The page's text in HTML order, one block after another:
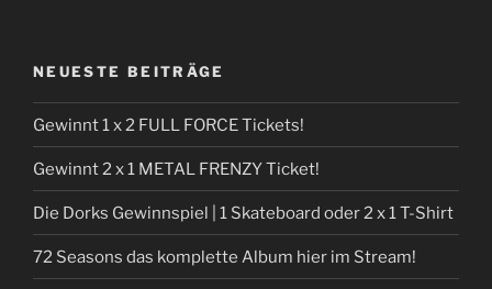
NEUESTE BEITRÄGE
Gewinnt 1 x 2 FULL FORCE Tickets!
Gewinnt 2 x 1 METAL FRENZY Ticket!
Die Dorks Gewinnspiel | 1 Skateboard oder 2 x 1 T-Shirt
72 Seasons das komplette Album hier im Stream!